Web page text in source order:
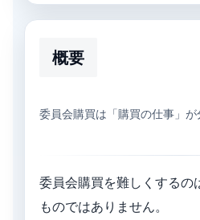
概要
委員会購買は「購買の仕事」
委員会購買を難しくするの
ものではありません。